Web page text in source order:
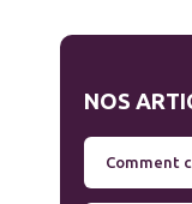
NOS
Comment